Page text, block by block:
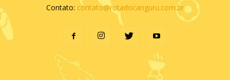
Contato: contato@rotadocanguru.com.br